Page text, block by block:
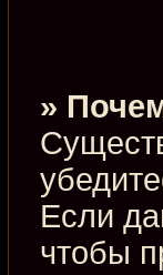
»
Если
чтобы